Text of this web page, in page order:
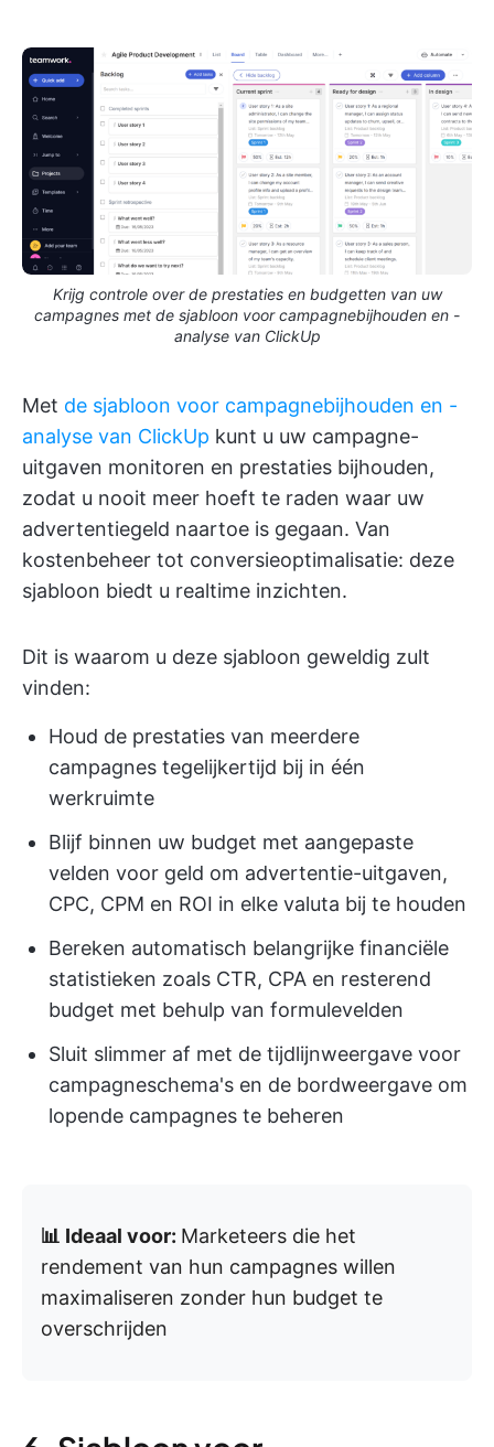
Krijg controle over de prestaties en budgetten van uw
campagnes met de sjabloon voor campagnebijhouden en -
analyse van ClickUp
Met de sjabloon voor campagnebijhouden en -
analyse van ClickUp kunt u uw campagne-
uitgaven monitoren en prestaties bijhouden,
zodat u nooit meer hoeft te raden waar uw
advertentiegeld naartoe is gegaan. Van
kostenbeheer tot conversieoptimalisatie: deze
sjabloon biedt u realtime inzichten.
Dit is waarom u deze sjabloon geweldig zult
vinden:
Houd de prestaties van meerdere
campagnes tegelijkertijd bij in één
werkruimte
Blijf binnen uw budget met aangepaste
velden voor geld om advertentie-uitgaven,
CPC, CPM en ROI in elke valuta bij te houden
Bereken automatisch belangrijke financiële
statistieken zoals CTR, CPA en resterend
budget met behulp van formulevelden
Sluit slimmer af met de tijdlijnweergave voor
campagneschema's en de bordweergave om
lopende campagnes te beheren
📊 Ideaal voor: Marketeers die het
rendement van hun campagnes willen
maximaliseren zonder hun budget te
overschrijden